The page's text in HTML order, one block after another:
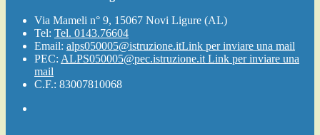
Via Mameli n° 9, 15067 Novi Ligure (AL)
Tel: Tel. 0143.76604
Email: alps050005@istruzione.itLink per inviare una mail
PEC: ALPS050005@pec.istruzione.it Link per inviare una
mail
C.F.: 83007810068